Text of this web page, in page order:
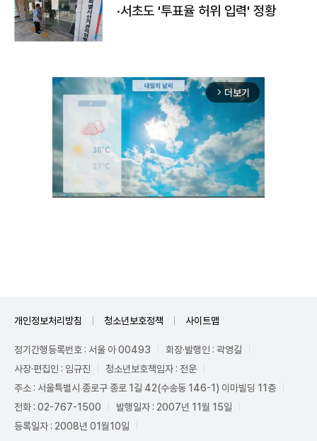
·서초도 '투표율 허위 입력' 정황
arrow_forward_ios 더보기
개인정보처리방침 청소년보호정책 사이트맵
정기간행등록번호 : 서울 아 00493
회장·발행인 : 곽영길
사장·편집인 : 임규진
청소년보호책임자 : 전운
주소 : 서울특별시 종로구 종로 1길 42(수송동 146-1) 이마빌딩 11층
전화 : 02-767-1500
발행일자 : 2007년 11월 15일
등록일자 : 2008년 01월10일